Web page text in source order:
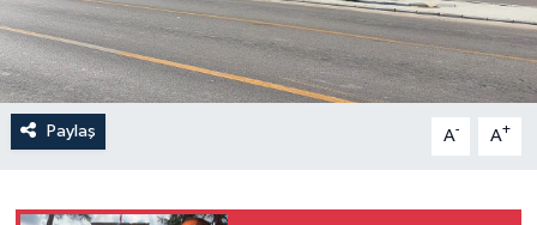
Paylaş A- A+